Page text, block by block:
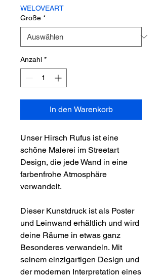
WELOVEART
Größe *
Anzahl *
In den Warenkorb
Unser Hirsch Rufus ist eine
schöne Malerei im Streetart
Design, die jede Wand in eine
farbenfrohe Atmosphäre
verwandelt.
Dieser Kunstdruck ist als Poster
und Leinwand erhältlich und wird
deine Räume in etwas ganz
Besonderes verwandeln. Mit
seinem einzigartigen Design und
der modernen Interpretation eines